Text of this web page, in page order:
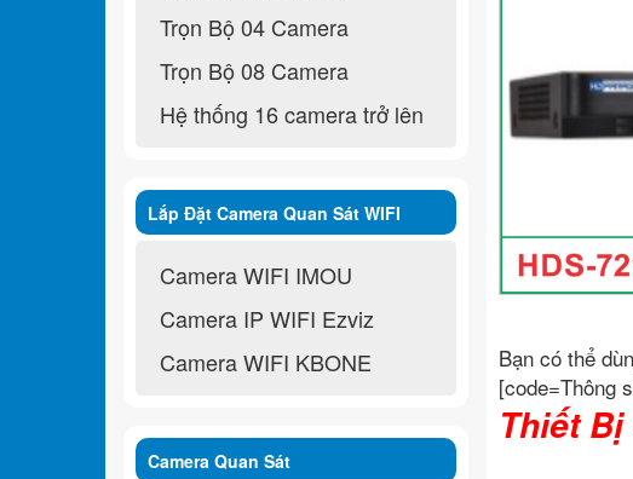
Bạn có thể
[code=Thông
Thiết Bị
Trọn Bộ 04 Camera
Trọn Bộ 08 Camera
Hệ thống 16 camera trở lên
Lắp Đặt Camera Quan Sát WIFI
Không Dây
Camera WIFI IMOU
Camera IP WIFI Ezviz
Camera WIFI KBONE
Camera Quan Sát